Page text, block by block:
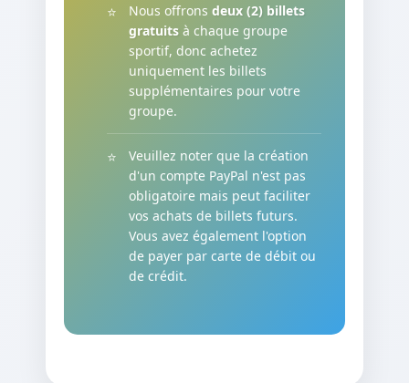
Nous offrons deux (2) billets
gratuits à chaque groupe
sportif, donc achetez
uniquement les billets
supplémentaires pour votre
groupe.
Veuillez noter que la création
d'un compte PayPal n'est pas
obligatoire mais peut faciliter
vos achats de billets futurs.
Vous avez également l'option
de payer par carte de débit ou
de crédit.